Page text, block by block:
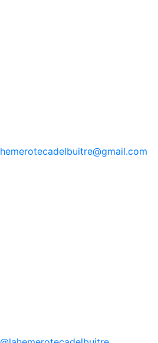
hemerotecadelbuitre@gmail.com